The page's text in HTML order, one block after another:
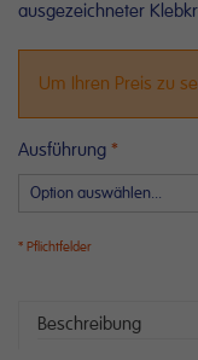
ausgezeichneter
Um Ihren Preis zu
Ausführung
Beschreibung